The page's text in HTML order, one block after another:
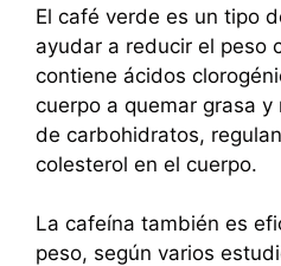
El café verde es un tipo
ayudar a reducir el peso
contiene ácidos
cuerpo a quemar grasa
de carbohidratos,
colesterol en el cuerpo.
La cafeína también es
peso, según varios